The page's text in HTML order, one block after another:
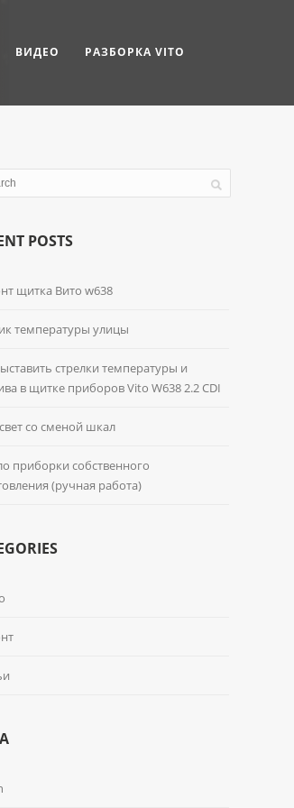
ВИДЕО РАЗБОРКА VITO
POSTS
щитка Вито w638
температуры улицы
стрелки температуры и
в щитке приборов Vito W638 2.2 CDI
со сменой шкал
приборки собственного
(ручная работа)